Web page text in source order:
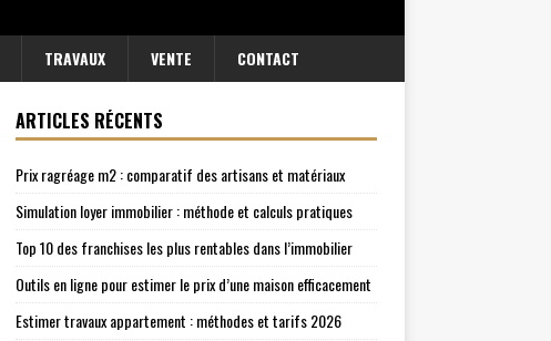
TRAVAUX VENTE CONTACT
ARTICLES RÉCENTS
Prix ragréage m2 : comparatif des artisans et matériaux
Simulation loyer immobilier : méthode et calculs pratiques
Top 10 des franchises les plus rentables dans l’immobilier
Outils en ligne pour estimer le prix d’une maison efficacement
Estimer travaux appartement : méthodes et tarifs 2026